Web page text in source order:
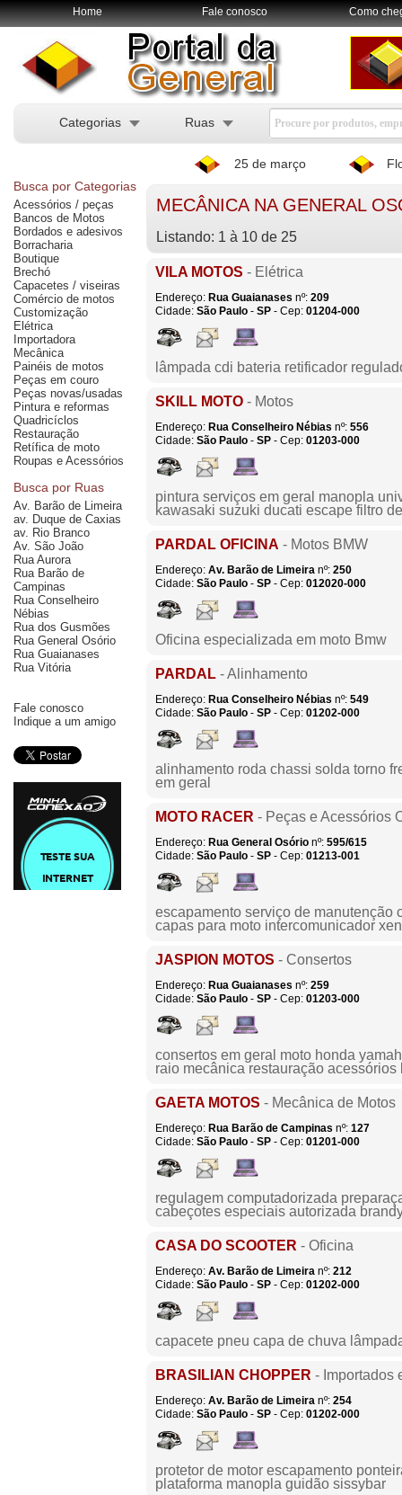
Home Fale conosco Como
Categorias Ruas
25 de março
Busca por Categorias
Acessórios / peças
Bancos de Motos
Bordados e adesivos
Borracharia
Boutique
Brechó
Capacetes / viseiras
Comércio de motos
Customização
Elétrica
Importadora
Mecânica
Painéis de motos
Peças em couro
Peças novas/usadas
Pintura e reformas
Quadricíclos
Restauração
Retífica de moto
Roupas e Acessórios
Busca por Ruas
Av. Barão de Limeira
av. Duque de Caxias
av. Rio Branco
Av. São João
Rua Aurora
Rua Barão de
Campinas
Rua Conselheiro
Nébias
Rua dos Gusmões
Rua General Osório
Rua Guaianases
Rua Vitória
Fale conosco
Indique a um amigo
MECÂNICA NA GENERAL
Listando: 1 à 10 de 25
VILA MOTOS - Elétrica
Endereço: Rua Guaianases nº: 209
Cidade: São Paulo - SP - Cep: 01204-000
lâmpada cdi bateria retificador
SKILL MOTO - Motos
Endereço: Rua Conselheiro Nébias nº: 556
Cidade: São Paulo - SP - Cep: 01203-000
pintura serviços em geral manopla
kawasaki suzuki ducati escape filtro
PARDAL OFICINA - Motos BMW
Endereço: Av. Barão de Limeira nº: 250
Cidade: São Paulo - SP - Cep: 012020-000
Oficina especializada em moto Bmw
PARDAL - Alinhamento
Endereço: Rua Conselheiro Nébias nº: 549
Cidade: São Paulo - SP - Cep: 01202-000
alinhamento roda chassi solda torno
em geral
MOTO RACER - Peças e Acessórios
Endereço: Rua General Osório nº: 595/615
Cidade: São Paulo - SP - Cep: 01213-001
escapamento serviço de manutenção
capas para moto intercomunicador
JASPION MOTOS - Consertos
Endereço: Rua Guaianases nº: 259
Cidade: São Paulo - SP - Cep: 01203-000
consertos em geral moto honda
raio mecânica restauração acessórios
GAETA MOTOS - Mecânica de Motos
Endereço: Rua Barão de Campinas nº: 127
Cidade: São Paulo - SP - Cep: 01201-000
regulagem computadorizada
cabeçotes especiais autorizada
CASA DO SCOOTER - Oficina
Endereço: Av. Barão de Limeira nº: 212
Cidade: São Paulo - SP - Cep: 01202-000
capacete pneu capa de chuva
BRASILIAN CHOPPER - Importados
Endereço: Av. Barão de Limeira nº: 254
Cidade: São Paulo - SP - Cep: 01202-000
protetor de motor escapamento
plataforma manopla guidão sissybar